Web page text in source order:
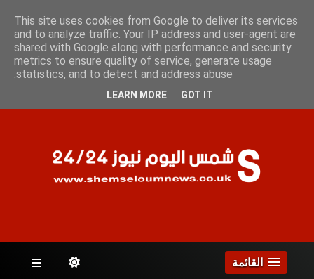
السبت 8 أغسطس 2026
الصفحات
القائمة
This site uses cookies from Google to deliver its services
and to analyze traffic. Your IP address and user-agent are
shared with Google along with performance and security
metrics to ensure quality of service, generate usage
statistics, and to detect and address abuse.
LEARN MORE GOT IT